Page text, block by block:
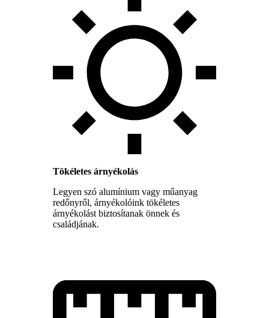
Tökéletes árnyékolás
Legyen szó alumínium vagy műanyag
redőnyről, árnyékolóink tökéletes
árnyékolást biztosítanak önnek és
családjának.